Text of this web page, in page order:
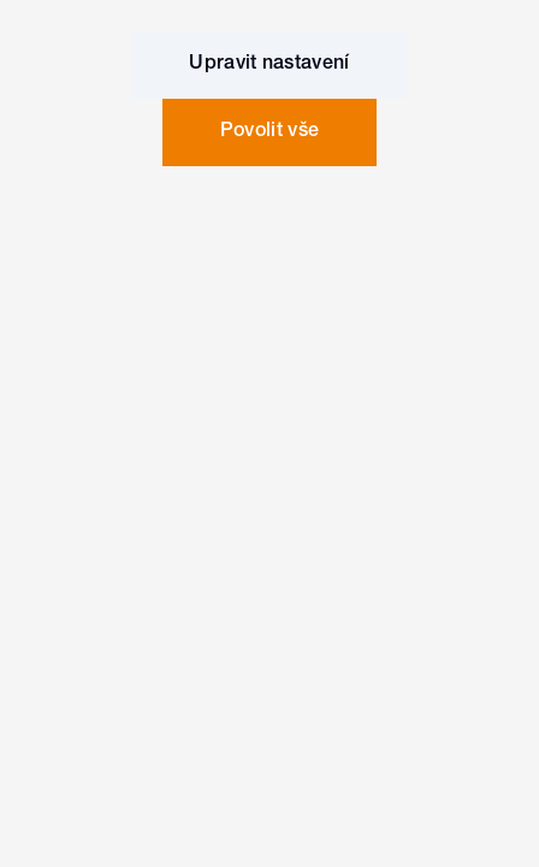
za krokem podle kritičnosti nálezů. Platforma používá
aktuální hacking techniky, chová se tedy stejně jako
etický hacker a má možnost porovnávání výsledků testů
Upravit nastavení
Povolit vše